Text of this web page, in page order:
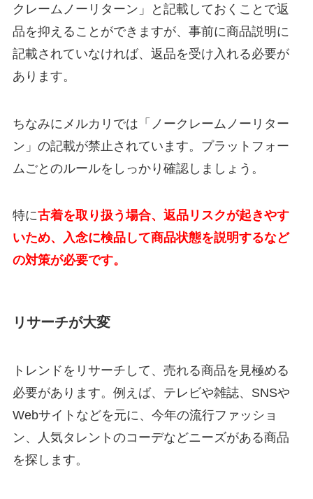
クレームノーリターン」と記載しておくことで返
品を抑えることができますが、事前に商品説明に
記載されていなければ、返品を受け入れる必要が
あります。
ちなみにメルカリでは「ノークレームノーリター
ン」の記載が禁止されています。プラットフォー
ムごとのルールをしっかり確認しましょう。
特に古着を取り扱う場合、返品リスクが起きやす
いため、入念に検品して商品状態を説明するなど
の対策が必要です。
リサーチが大変
トレンドをリサーチして、売れる商品を見極める
必要があります。例えば、テレビや雑誌、SNSや
Webサイトなどを元に、今年の流行ファッショ
ン、人気タレントのコーデなどニーズがある商品
を探します。